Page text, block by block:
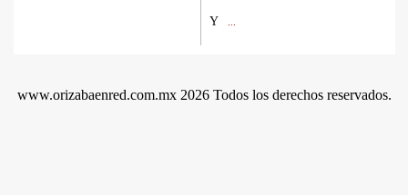
Y
www.orizabaenred.com.mx 2026 Todos los derechos reservados.